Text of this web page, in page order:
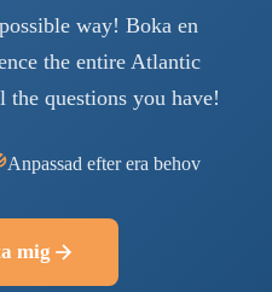
way! Boka en
the entire Atlantic
questions you have!
Anpassad efter era behov
mig